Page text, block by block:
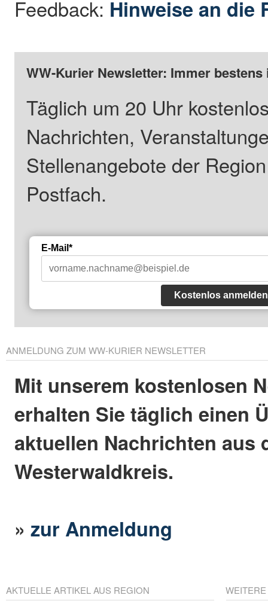
Feedback: Hinweise an die
WW-Kurier Newsletter: Immer
Täglich um 20 Uhr
Nachrichten,
Stellenangebote der
Postfach.
E-Mail*
Kostenlos anmelden
ANMELDUNG ZUM WW-KURIER NEWSLETTER
Mit unserem kostenlosen
erhalten Sie täglich einen
aktuellen Nachrichten aus
Westerwaldkreis.
»zur Anmeldung
AKTUELLE ARTIKEL AUS REGION